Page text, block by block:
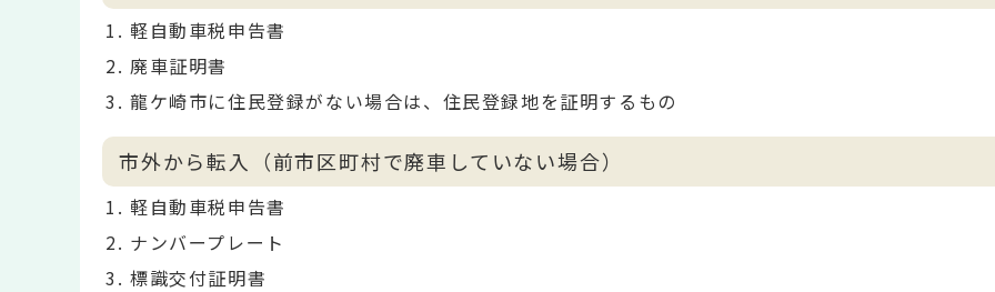
軽自動車税申告書
廃車証明書
龍ケ崎市に住民登録がない場合は、住民登録地を証明するもの
市外から転入（前市区町村で廃車していない場合）
軽自動車税申告書
ナンバープレート
標識交付証明書